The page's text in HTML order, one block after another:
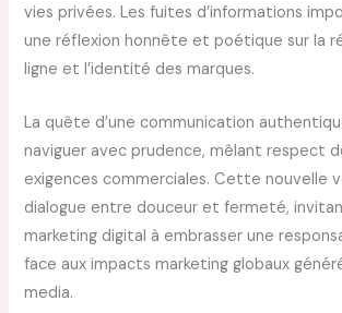
vies privées. Les fuites d’informations
une réflexion honnête et poétique sur la
ligne et l’identité des marques.
La quête d’une communication
naviguer avec prudence, mêlant respect
exigences commerciales. Cette nouvelle
dialogue entre douceur et fermeté,
marketing digital à embrasser une
face aux impacts marketing globaux
media.